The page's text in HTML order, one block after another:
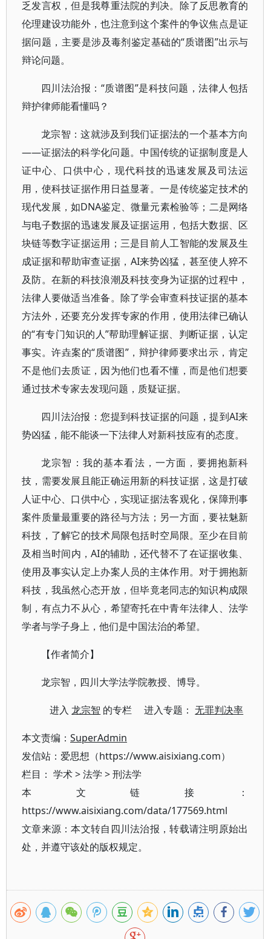
乏发言权，但是我尊重法院的判决。除了反思教育的
伦理建设功能外，也注意到这个案件的争议焦点是证
据问题，主要是涉及毒剂鉴定基础的“质谱图”出示与
辩论问题。
四川法治报：“质谱图”是科技问题，法律人包括
辩护律师能看懂吗？
龙宗智：这就涉及到我们证据法的一个基本方向
——证据法的科学化问题。中国传统的证据制度是人
证中心、口供中心，现代科技的迅速发展及司法运
用，使科技证据作用日益显著。一是传统鉴定技术的
现代发展，如DNA鉴定、微量元素检验等；二是网络
与电子数据的迅速发展及证据运用，包括大数据、区
块链等数字证据运用；三是目前人工智能的发展及生
成证据和帮助审查证据，AI来势凶猛，甚至使人猝不
及防。在新的科技浪潮及科技变身为证据的过程中，
法律人要做适当准备。除了学会审查科技证据的基本
方法外，还要充分发挥专家的作用，使用法律已确认
的“有专门知识的人”帮助理解证据、判断证据，认定
事实。许垚案的“质谱图”，辩护律师要求出示，肯定
不是他们去质证，因为他们也看不懂，而是他们想要
通过技术专家去发现问题，质疑证据。
四川法治报：您提到科技证据的问题，提到AI来
势凶猛，能不能谈一下法律人对新科技应有的态度。
龙宗智：我的基本看法，一方面，要拥抱新科
技，需要发展且能正确运用新的科技证据，这是打破
人证中心、口供中心，实现证据法客观化，保障刑事
案件质量最重要的路径与方法；另一方面，要祛魅新
科技，了解它的技术局限包括时空局限。至少在目前
及相当时间内，AI的辅助，还代替不了在证据收集、
使用及事实认定上办案人员的主体作用。对于拥抱新
科技，我虽然心态开放，但毕竟老同志的知识构成限
制，有点力不从心，希望寄托在中青年法律人、法学
学者与学子身上，他们是中国法治的希望。
【作者简介】
龙宗智，四川大学法学院教授、博导。
进入龙宗智 的专栏 进入专题：无罪判决率
本文责编： SuperAdmin
发信站：爱思想（https://www.aisixiang.com）
栏目： 学术>法学 >刑法学
本文链接：
https://www.aisixiang.com/data/177569.html
文章来源：本文转自四川法治报，转载请注明原始出
处，并遵守该处的版权规定。